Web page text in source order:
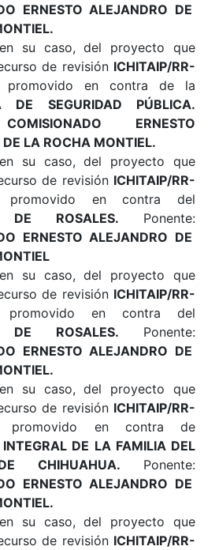
ERNESTO ALEJANDRO DE
su caso, del proyecto que
de revisión ICHITAIP/RR-
promovido en contra de la
DE SEGURIDAD PÚBLICA.
ERNESTO
LA ROCHA MONTIEL.
su caso, del proyecto que
de revisión ICHITAIP/RR-
en contra del
DE ROSALES. Ponente:
ERNESTO ALEJANDRO DE
su caso, del proyecto que
de revisión ICHITAIP/RR-
en contra del
DE ROSALES. Ponente:
ERNESTO ALEJANDRO DE
su caso, del proyecto que
de revisión ICHITAIP/RR-
promovido en contra de
INTEGRAL DE LA FAMILIA DEL
CHIHUAHUA. Ponente:
ERNESTO ALEJANDRO DE
su caso, del proyecto que
de revisión ICHITAIP/RR-